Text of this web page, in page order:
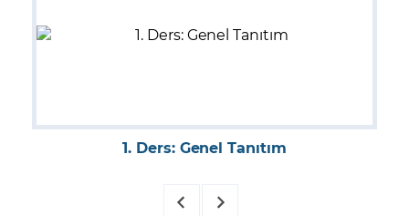
1. Ders: Genel Tanıtım